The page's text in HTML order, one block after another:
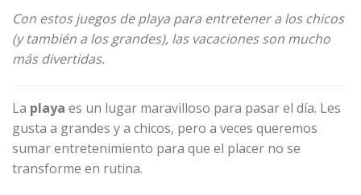
Con estos juegos de playa para entretener a los chicos
(y también a los grandes), las vacaciones son mucho
más divertidas.
La playa es un lugar maravilloso para pasar el día. Les
gusta a grandes y a chicos, pero a veces queremos
sumar entretenimiento para que el placer no se
transforme en rutina.